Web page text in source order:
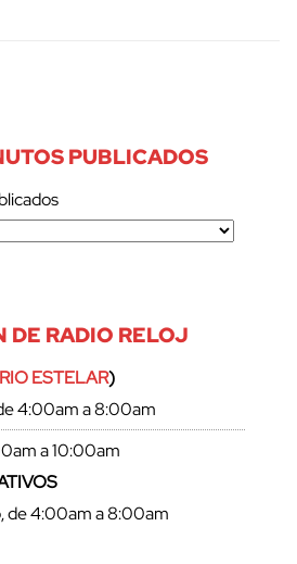
PUBLICADOS
DE RADIO RELOJ
ESTELAR)
4:00am a 8:00am
a 10:00am
de 4:00am a 8:00am